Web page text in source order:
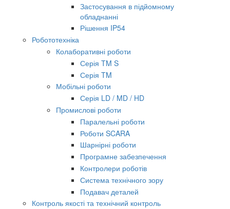
Застосування в підйомному
обладнанні
Рішення IP54
Робототехніка
Колаборативні роботи
Серія TM S
Серія TM
Мобільні роботи
Серія LD / MD / HD
Промислові роботи
Паралельні роботи
Роботи SCARA
Шарнірні роботи
Програмне забезпечення
Контролери роботів
Система технічного зору
Подавач деталей
Контроль якості та технічний контроль